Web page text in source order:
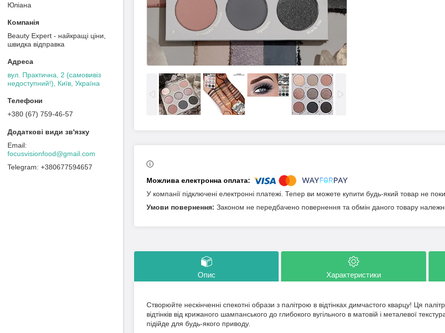
У компанії підключені електронні платежі. Тепер ви можете купити будь-який товар не
Законом не передбачено повернення та обмін даного товару
Опис Характеристики
Створюйте нескінченні спекотні образи з палітрою в відтінках димчастого кварцу! Ця
відтінків від крижаного шампанського до глибокого вугільного в матовій і металевої
підійде для будь-якого приводу.
Юліана
Beauty Expert - найкращі ціни,
швидка відправка
вул. Практична, 2 (самовивіз
недоступний!), Київ, Україна
+380 (67) 759-46-57
focusvisionfood@gmail.com
+380677594657